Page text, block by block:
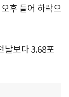
후 들어 하락으
날보다 3.68포